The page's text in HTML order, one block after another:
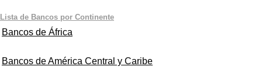
Lista de Bancos por Continente
Bancos de África
Bancos de América Central y Caribe